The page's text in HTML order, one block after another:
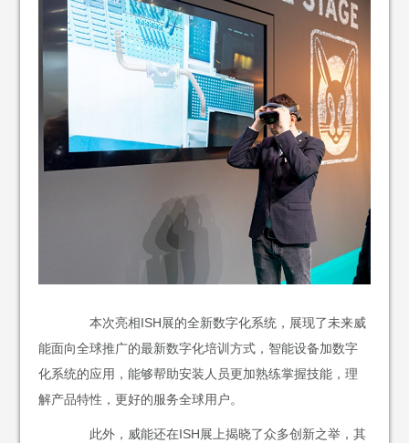
本次亮相ISH展的全新数字化系统，展现了未来威
能面向全球推广的最新数字化培训方式，智能设备加数字
化系统的应用，能够帮助安装人员更加熟练掌握技能，理
解产品特性，更好的服务全球用户。
此外，威能还在ISH展上揭晓了众多创新之举，其